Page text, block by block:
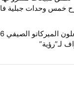
خمس وحدات جبلية
5
لـ”رؤية”